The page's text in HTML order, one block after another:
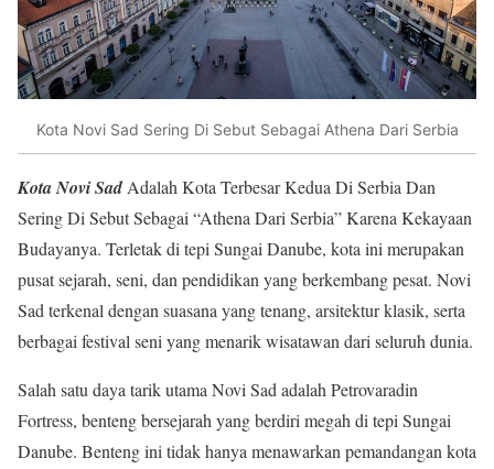
Kota Novi Sad Sering Di Sebut Sebagai Athena Dari Serbia
Kota Novi SadAdalah Kota Terbesar Kedua Di Serbia Dan
Sering Di Sebut Sebagai “Athena Dari Serbia” Karena Kekayaan
Budayanya. Terletak di tepi Sungai Danube, kota ini merupakan
pusat sejarah, seni, dan pendidikan yang berkembang pesat. Novi
Sad terkenal dengan suasana yang tenang, arsitektur klasik, serta
berbagai festival seni yang menarik wisatawan dari seluruh dunia.
Salah satu daya tarik utama Novi Sad adalah Petrovaradin
Fortress, benteng bersejarah yang berdiri megah di tepi Sungai
Danube. Benteng ini tidak hanya menawarkan pemandangan kota